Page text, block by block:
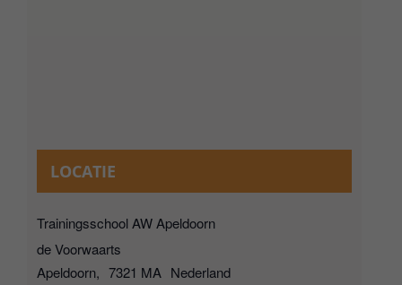
LOCATIE
Trainingsschool AW Apeldoorn
de Voorwaarts
Apeldoorn, 7321 MA Nederland